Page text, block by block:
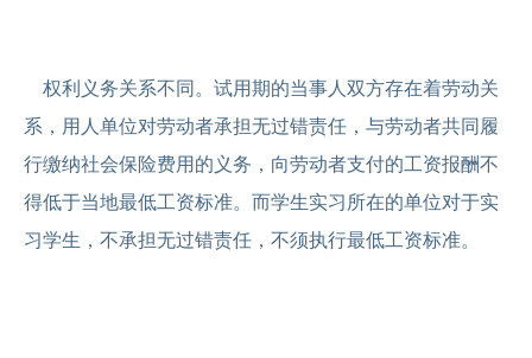
权利义务关系不同。试用期的当事人双方存在着劳动关
系，用人单位对劳动者承担无过错责任，与劳动者共同履
行缴纳社会保险费用的义务，向劳动者支付的工资报酬不
得低于当地最低工资标准。而学生实习所在的单位对于实
习学生，不承担无过错责任，不须执行最低工资标准。